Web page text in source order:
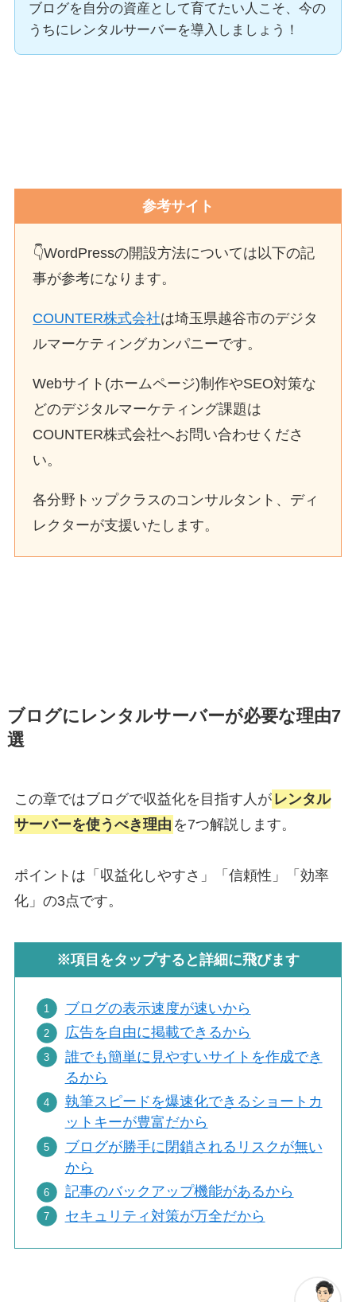
ブログを自分の資産として育てたい人こそ、今の
うちにレンタルサーバーを導入しましょう！
参考サイト
👇WordPressの開設方法については以下の記
事が参考になります。
COUNTER株式会社は埼玉県越谷市のデジタ
ルマーケティングカンパニーです。
Webサイト(ホームページ)制作やSEO対策な
どのデジタルマーケティング課題は
COUNTER株式会社へお問い合わせくださ
い。
各分野トップクラスのコンサルタント、ディ
レクターが支援いたします。
ブログにレンタルサーバーが必要な理由7
選
この章ではブログで収益化を目指す人が レンタル
サーバーを使うべき理由 を7つ解説します。
ポイントは「収益化しやすさ」「信頼性」「効率
化」の3点です。
※項目をタップすると詳細に飛びます
ブログの表示速度が速いから
広告を自由に掲載できるから
誰でも簡単に見やすいサイトを作成でき
るから
執筆スピードを爆速化できるショートカ
ットキーが豊富だから
ブログが勝手に閉鎖されるリスクが無い
から
記事のバックアップ機能があるから
セキュリティ対策が万全だから